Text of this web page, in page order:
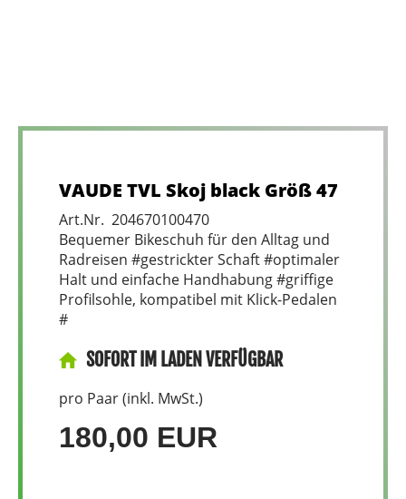
VAUDE TVL Skoj black Größ 47
Art.Nr. 204670100470
Bequemer Bikeschuh für den Alltag und
Radreisen #gestrickter Schaft #optimaler
Halt und einfache Handhabung #griffige
Profilsohle, kompatibel mit Klick-Pedalen
#
SOFORT IM LADEN VERFÜGBAR
pro Paar (inkl. MwSt.)
180,00 EUR